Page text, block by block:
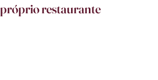
próprio restaurante